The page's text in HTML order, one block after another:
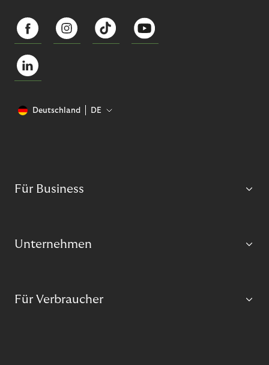
Deutschland DE
Für Business
Unternehmen
Für Verbraucher